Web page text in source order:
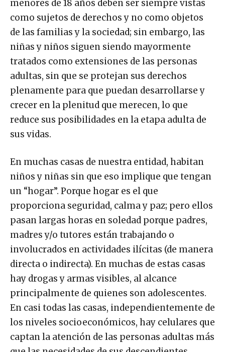
menores de 18 años deben ser siempre vistas
como sujetos de derechos y no como objetos
de las familias y la sociedad; sin embargo, las
niñas y niños siguen siendo mayormente
tratados como extensiones de las personas
adultas, sin que se protejan sus derechos
plenamente para que puedan desarrollarse y
crecer en la plenitud que merecen, lo que
reduce sus posibilidades en la etapa adulta de
sus vidas.
En muchas casas de nuestra entidad, habitan
niños y niñas sin que eso implique que tengan
un “hogar”. Porque hogar es el que
proporciona seguridad, calma y paz; pero ellos
pasan largas horas en soledad porque padres,
madres y/o tutores están trabajando o
involucrados en actividades ilícitas (de manera
directa o indirecta). En muchas de estas casas
hay drogas y armas visibles, al alcance
principalmente de quienes son adolescentes.
En casi todas las casas, independientemente de
los niveles socioeconómicos, hay celulares que
captan la atención de las personas adultas más